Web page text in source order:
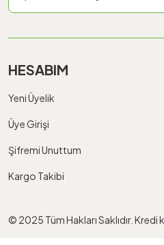
HESABIM
Yeni Üyelik
Üye Girişi
Şifremi Unuttum
Kargo Takibi
© 2025 Tüm Hakları Saklıdır.